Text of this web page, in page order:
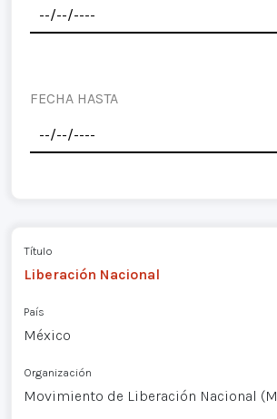
FECHA HASTA
Título
Liberación Nacional
País
México
Organización
Movimiento de Liberación Nacional